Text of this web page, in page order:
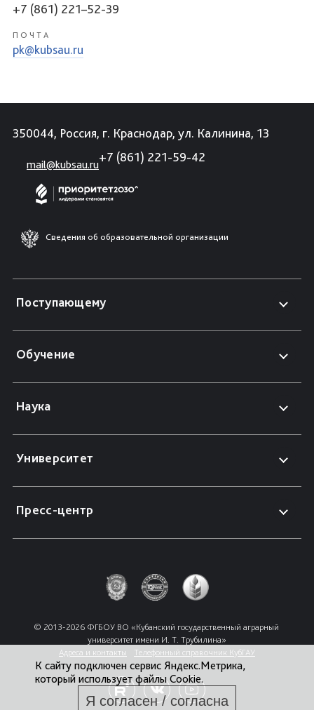
+7 (861) 221–52-39
ПОЧТА
pk@kubsau.ru
350044, Россия, г. Краснодар, ул. Калинина, 13
mail@kubsau.ru
+7 (861) 221-59-42
Сведения об образовательной организации
Поступающему
Обучение
Наука
Университет
Пресс-центр
© 2013-2026 ФГБОУ ВО «Кубанский государственный аграрный
университет имени И. Т. Трубилина»
Адреса и контакты
Телефонный справочник КубГАУ
К сайту подключен сервис Яндекс.Метрика,
который использует файлы Cookie.
Я согласен / согласна